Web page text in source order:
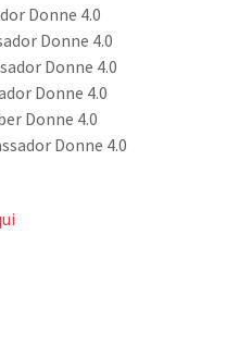
Donne 4.0
Donne 4.0
Donne 4.0
Donne 4.0
Donne 4.0
Donne 4.0